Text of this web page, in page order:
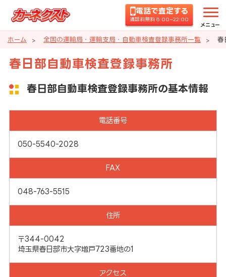
電話で査定する
通話料無料 8:00~22:00
メニュー
ホーム 全国の運輸局・運輸支局・自動車検査登録事務所一覧 春
春日部自動車検査登録事務所
春日部自動車検査登録事務所の基本情報
電話番号
050-5540-2028
FAX
048-763-5515
住所
〒344-0042
埼玉県春日部市大字増戸723番地の1
アクセス